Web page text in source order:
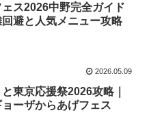
ェス2026中野完全ガイド
回避と人気メニュー攻略
2026.05.09
東京応援祭2026攻略｜
ョーザからあげフェス